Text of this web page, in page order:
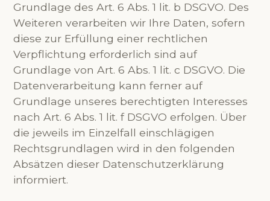
Grundlage des Art. 6 Abs. 1 lit. b DSGVO. Des
Weiteren verarbeiten wir Ihre Daten, sofern
diese zur Erfüllung einer rechtlichen
Verpflichtung erforderlich sind auf
Grundlage von Art. 6 Abs. 1 lit. c DSGVO. Die
Datenverarbeitung kann ferner auf
Grundlage unseres berechtigten Interesses
nach Art. 6 Abs. 1 lit. f DSGVO erfolgen. Über
die jeweils im Einzelfall einschlägigen
Rechtsgrundlagen wird in den folgenden
Absätzen dieser Datenschutzerklärung
informiert.